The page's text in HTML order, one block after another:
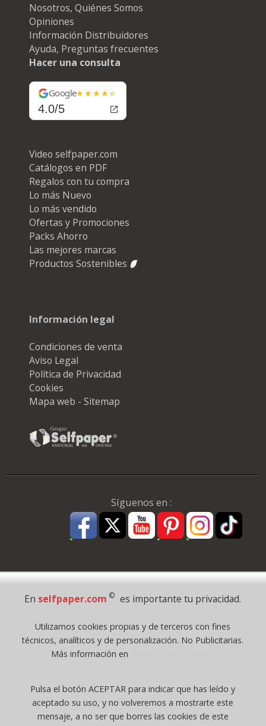
Nosotros, Quiénes Somos
Opiniones
Información Distribuidores
Ayuda, Preguntas frecuentes
Hacer una consulta
Google
4.0/5
Video selfpaper.com
Catálogos en PDF
Regalos con tu compra
Lo más Nuevo
Lo más vendido
Ofertas y Promociones
Packs Ahorro
Las mejores marcas
Productos Sostenibles
Información legal
Condiciones de venta
Aviso Legal
Política de Privacidad
Cookies
Mapa web - Sitemap
Síguenos en :
Pago Seguro
Todos los derechos reservados
©selfpaper.com, y las webs de ©gruposelfpaper.org están gestionadas, y
Registro Mercantil de Valencia ( España ) CEE:
Tomo 7263, Libro 4565, Folio 1, Sección 8, Hoja V-85203.
En selfpaper.com © es importante tu privacidad.
Utilizamos cookies propias y de terceros con fines
técnicos, analíticos y de personalización. No Publicitarias.
Más información en
Pulsa el botón ACEPTAR para indicar que has leído y
aceptado su uso, y no volveremos a mostrarte este
mensaje, a no ser que borres las cookies de este